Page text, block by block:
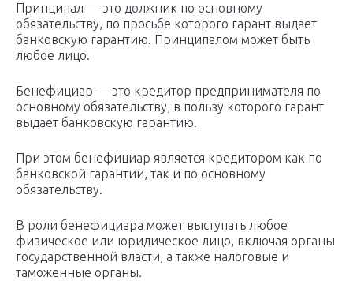
Принципал — это должник по основному
обязательству, по просьбе которого гарант выдает
банковскую гарантию. Принципалом может быть
любое лицо.
Бенефициар — это кредитор предпринимателя по
основному обязательству, в пользу которого гарант
выдает банковскую гарантию.
При этом бенефициар является кредитором как по
банковской гарантии, так и по основному
обязательству.
В роли бенефициара может выступать любое
физическое или юридическое лицо, включая органы
государственной власти, а также налоговые и
таможенные органы.